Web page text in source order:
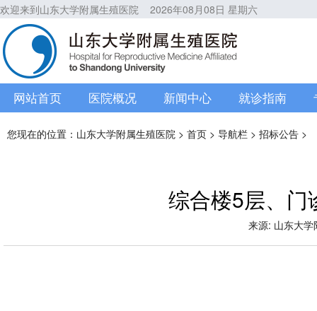
欢迎来到山东大学附属生殖医院 2026年08月08日 星期六
网站首页 医院概况 新闻中心 就诊指南
您现在的位置： 山东大学附属生殖医院 > 首页 > 导航栏 > 招标公告 >
综合楼5层、门
来源: 山东大